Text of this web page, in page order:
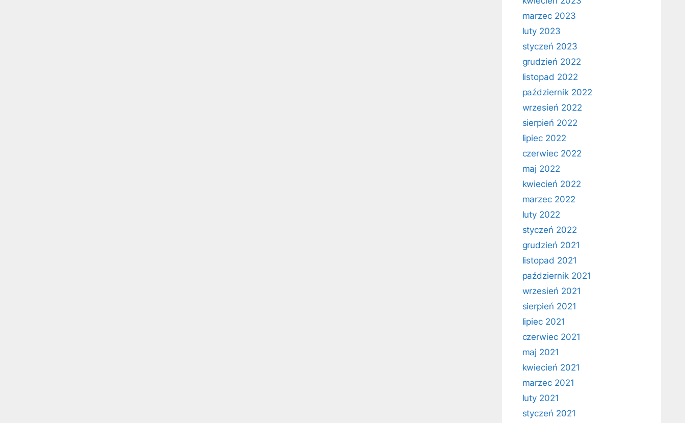
marzec 2023
luty 2023
styczeń 2023
grudzień 2022
listopad 2022
październik 2022
wrzesień 2022
sierpień 2022
lipiec 2022
czerwiec 2022
maj 2022
kwiecień 2022
marzec 2022
luty 2022
styczeń 2022
grudzień 2021
listopad 2021
październik 2021
wrzesień 2021
sierpień 2021
lipiec 2021
czerwiec 2021
maj 2021
kwiecień 2021
marzec 2021
luty 2021
styczeń 2021